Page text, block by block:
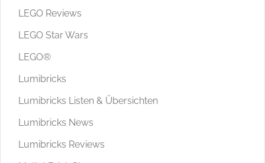
LEGO Reviews
LEGO Star Wars
LEGO®
Lumibricks
Lumibricks Listen & Übersichten
Lumibricks News
Lumibricks Reviews